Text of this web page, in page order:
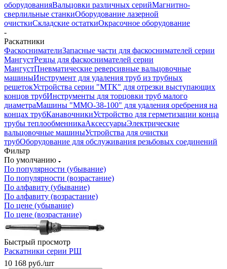
оборудованияВальцовки различных серийМагнитно-
сверлильные станкиОборудование лазерной
очисткиСкладские остаткиОкрасочное оборудование
-
Раскатники
ФаскоснимателиЗапасные части для фаскоснимателей серии
МангустРезцы для фаскоснимателей серии
МангустПневматические реверсивные вальцовочные
машиныИнструмент для удаления труб из трубных
решетокУстройства серии "МТК" для отрезки выступающих
концов трубИнструменты для торцовки труб малого
диаметраМашины "ММО-38-100" для удаления оребрения на
концах трубКанавочникиУстройство для герметизации конца
трубы теплообменникаАксессуарыЭлектрические
вальцовочные машиныУстройства для очистки
трубОборудование для обслуживания резьбовых соединений
Фильтр
По умолчанию
По популярности (убывание)
По популярности (возрастание)
По алфавиту (убывание)
По алфавиту (возрастание)
По цене (убывание)
По цене (возрастание)
Быстрый просмотр
Раскатники серии РШ
10 168 руб./шт